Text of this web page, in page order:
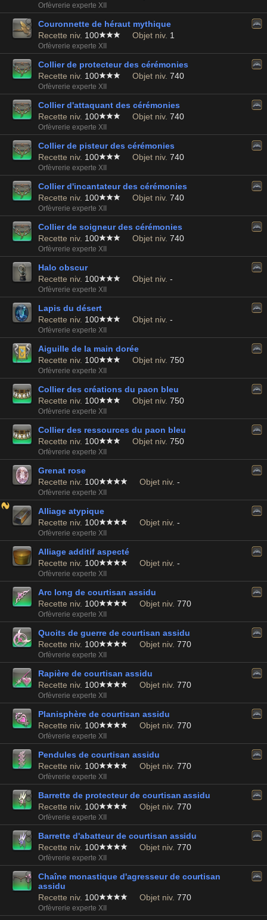
Orfèvrerie experte XII
Couronnette de héraut mythique
Recette niv. 100 Objet niv. 1
Orfèvrerie experte XII
Collier de protecteur des cérémonies
Recette niv. 100 Objet niv. 740
Orfèvrerie experte XII
Collier d'attaquant des cérémonies
Recette niv. 100 Objet niv. 740
Orfèvrerie experte XII
Collier de pisteur des cérémonies
Recette niv. 100 Objet niv. 740
Orfèvrerie experte XII
Collier d'incantateur des cérémonies
Recette niv. 100 Objet niv. 740
Orfèvrerie experte XII
Collier de soigneur des cérémonies
Recette niv. 100 Objet niv. 740
Orfèvrerie experte XII
Halo obscur
Recette niv. 100 Objet niv. -
Orfèvrerie experte XII
Lapis du désert
Recette niv. 100 Objet niv. -
Orfèvrerie experte XII
Aiguille de la main dorée
Recette niv. 100 Objet niv. 750
Orfèvrerie experte XII
Collier des créations du paon bleu
Recette niv. 100 Objet niv. 750
Orfèvrerie experte XII
Collier des ressources du paon bleu
Recette niv. 100 Objet niv. 750
Orfèvrerie experte XII
Grenat rose
Recette niv. 100 Objet niv. -
Orfèvrerie experte XII
Alliage atypique
Recette niv. 100 Objet niv. -
Orfèvrerie experte XII
Alliage additif aspecté
Recette niv. 100 Objet niv. -
Orfèvrerie experte XII
Arc long de courtisan assidu
Recette niv. 100 Objet niv. 770
Orfèvrerie experte XII
Quoits de guerre de courtisan assidu
Recette niv. 100 Objet niv. 770
Orfèvrerie experte XII
Rapière de courtisan assidu
Recette niv. 100 Objet niv. 770
Orfèvrerie experte XII
Planisphère de courtisan assidu
Recette niv. 100 Objet niv. 770
Orfèvrerie experte XII
Pendules de courtisan assidu
Recette niv. 100 Objet niv. 770
Orfèvrerie experte XII
Barrette de protecteur de courtisan assidu
Recette niv. 100 Objet niv. 770
Orfèvrerie experte XII
Barrette d'abatteur de courtisan assidu
Recette niv. 100 Objet niv. 770
Orfèvrerie experte XII
Chaîne monastique d'agresseur de courtisan
assidu
Recette niv. 100 Objet niv. 770
Orfèvrerie experte XII